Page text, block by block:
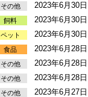
その他 2023年6月30日
飼料 2023年6月30日
ペット 2023年6月30日
食品 2023年6月28日
その他 2023年6月28日
その他 2023年6月28日
その他 2023年6月27日